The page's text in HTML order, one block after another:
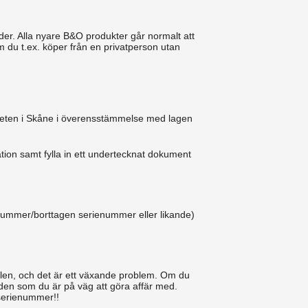
Alla nyare B&O produkter går normalt att
du t.ex. köper från en privatperson utan
i Skåne i överensstämmelse med lagen
samt fylla in ett undertecknat dokument
borttagen serienummer eller likande)
och det är ett växande problem. Om du
som du är på väg att göra affär med.